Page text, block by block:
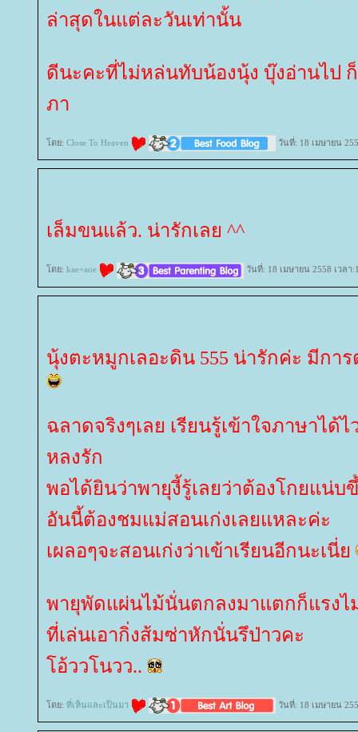
ล่าสุดในแต่ละวันเท่านั้น
ดีนะคะที่ไม่หล่นทับน้องนุ้ง บุ๊งอ่านไป
ภา
ดย: Close To Heaven วันที่: 18 เมษายน
เล็มขนแล้ว. น่ารักเลย ^^
ดย: kae+aoe วันที่: 18 เมษายน 2558 เวลา
นุ้งตะหมูกเลอะดิน 555 น่ารักค่ะ มีกา
ฉลาดจริงๆเลย เรียนรู้เข้าใจภาษาได้
หลงรัก
พอได้ยินว่าพายุงี้รู้เลยว่าต้องโกยแน่บ
อันนี้ต้องชมแม่สอนเก่งเลยแหละค่ะ
เผลอๆจะสอนเก่งว่าเข้าเรียนอีกนะเนี่
พายุพัดแผ่นไม้นั่นตกลงมาแตกก็แรงไ
ที่เล่นเอากิ่งส้มซ่าหักนั่นรึป่าวคะ
อ้ววโนวว..
ดย: ที่เห็นและเป็นมา วันที่: 18 เมษายน